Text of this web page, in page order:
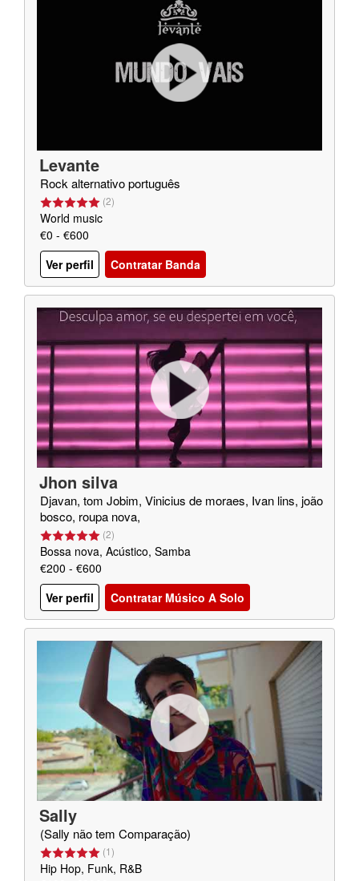
Levante
Rock alternativo português
(2)
World music
€0 - €600
Ver perfil
Contratar Banda
Jhon silva
Djavan, tom Jobim, Vinicius de moraes, Ivan lins, joão
bosco, roupa nova,
(2)
Bossa nova, Acústico, Samba
€200 - €600
Ver perfil
Contratar Músico A Solo
Sally
(Sally não tem Comparação)
(1)
Hip Hop, Funk, R&B